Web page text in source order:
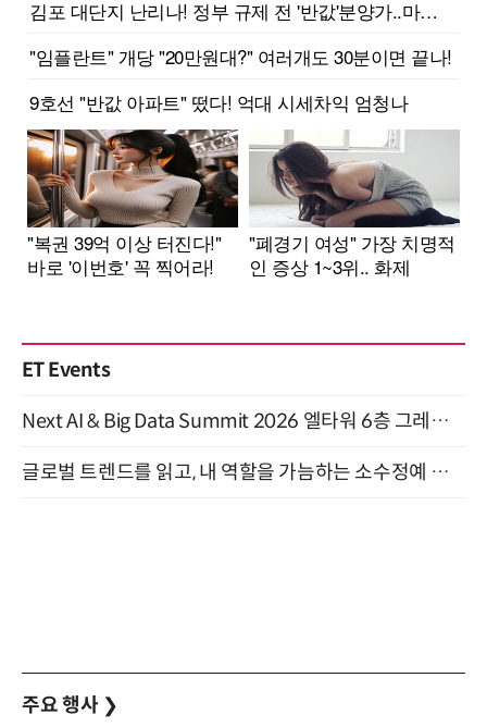
ET Events
Next AI & Big Data Summit 2026 엘타워 6층 그레이스홀 개최 (9/18)
글로벌 트렌드를 읽고, 내 역할을 가늠하는 소수정예 실습 워크숍 (8/28)
주요 행사 ❯